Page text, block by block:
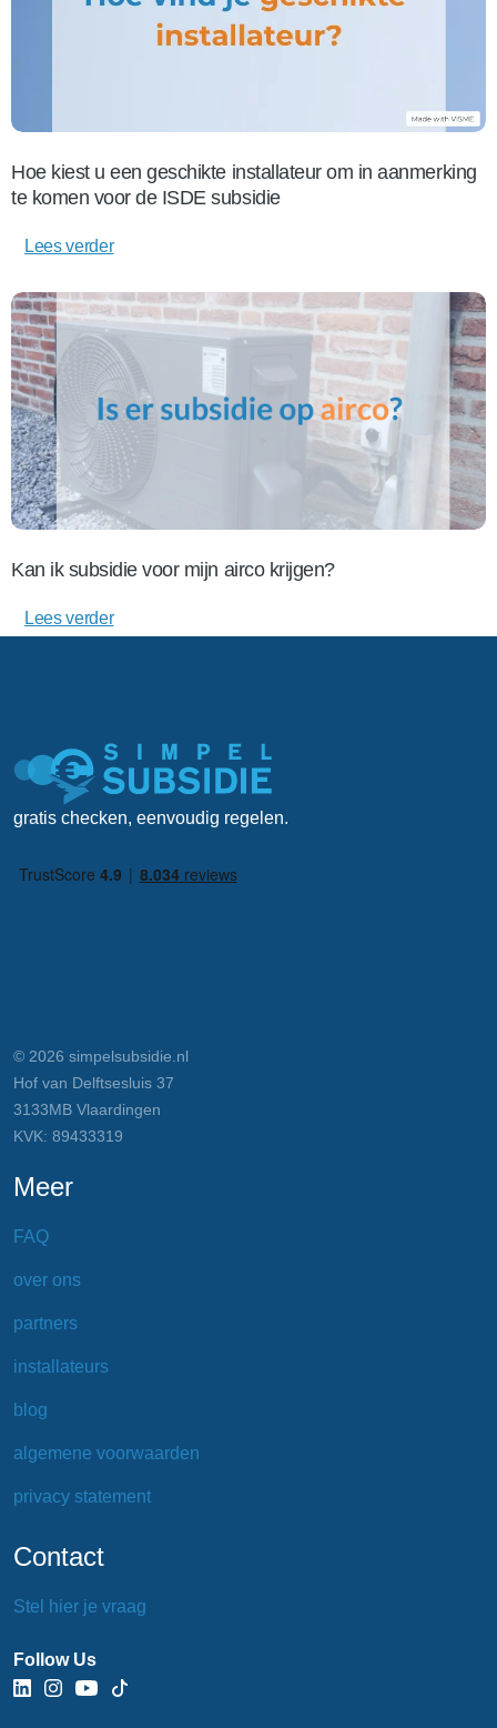
Hoe kiest u een geschikte installateur om in aanmerking
te komen voor de ISDE subsidie
Lees verder
Kan ik subsidie voor mijn airco krijgen?
Lees verder
gratis checken, eenvoudig regelen.
© 2026 simpelsubsidie.nl
Hof van Delftsesluis 37
3133MB Vlaardingen
KVK: 89433319
Meer
FAQ
over ons
partners
installateurs
blog
algemene voorwaarden
privacy statement
Contact
Stel hier je vraag
Follow Us